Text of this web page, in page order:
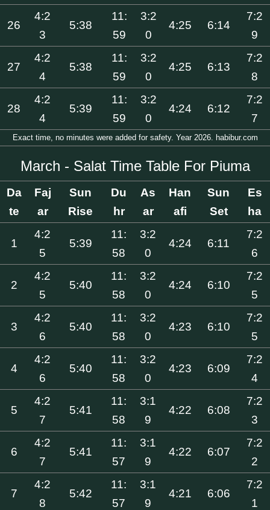
26
4:2
3
5:38
11:
59
3:2
0
4:25 6:14
7:2
9
27
4:2
4
5:38
11:
59
3:2
0
4:25 6:13
7:2
8
28
4:2
4
5:39
11:
59
3:2
0
4:24 6:12
7:2
7
Exact time, no minutes were added for safety. Year 2026. habibur.com
March - Salat Time Table For Piuma
Da
te
Faj
ar
Sun
Rise
Du
hr
As
ar
Han
afi
Sun
Set
Es
ha
1
4:2
5
5:39
11:
58
3:2
0
4:24 6:11
7:2
6
2
4:2
5
5:40
11:
58
3:2
0
4:24 6:10
7:2
5
3
4:2
6
5:40
11:
58
3:2
0
4:23 6:10
7:2
5
4
4:2
6
5:40
11:
58
3:2
0
4:23 6:09
7:2
4
5
4:2
7
5:41
11:
58
3:1
9
4:22 6:08
7:2
3
6
4:2
7
5:41
11:
57
3:1
9
4:22 6:07
7:2
2
7
4:2
8
5:42
11:
57
3:1
9
4:21 6:06
7:2
1